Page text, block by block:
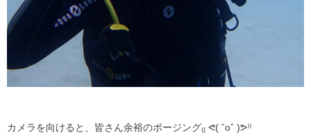
カメラを向けると、皆さん余裕のポージング₍₍ ᕙ ( ˆoˆ )ᕗ⁾⁾